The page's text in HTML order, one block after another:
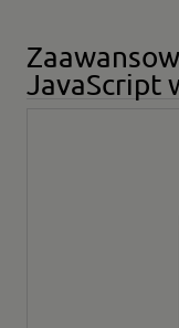
JavaScript